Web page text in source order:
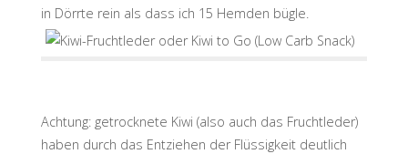
in Dörrte rein als dass ich 15 Hemden bügle.
Achtung: getrocknete Kiwi (also auch das Fruchtleder)
haben durch das Entziehen der Flüssigkeit deutlich